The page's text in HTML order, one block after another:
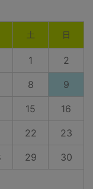
土 日
1 2
8 9
15 16
22 23
29 30